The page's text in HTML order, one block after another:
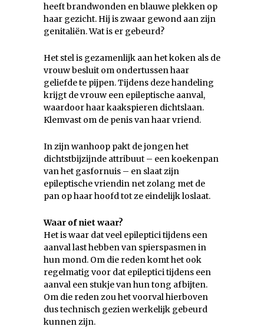
heeft brandwonden en blauwe plekken op
haar gezicht. Hij is zwaar gewond aan zijn
genitaliën. Wat is er gebeurd?
Het stel is gezamenlijk aan het koken als de
vrouw besluit om ondertussen haar
geliefde te pijpen. Tijdens deze handeling
krijgt de vrouw een epileptische aanval,
waardoor haar kaakspieren dichtslaan.
Klemvast om de penis van haar vriend.
In zijn wanhoop pakt de jongen het
dichtstbijzijnde attribuut – een koekenpan
van het gasfornuis – en slaat zijn
epileptische vriendin net zolang met de
pan op haar hoofd tot ze eindelijk loslaat.
Waar of niet waar?
Het is waar dat veel epileptici tijdens een
aanval last hebben van spierspasmen in
hun mond. Om die reden komt het ook
regelmatig voor dat epileptici tijdens een
aanval een stukje van hun tong afbijten.
Om die reden zou het voorval hierboven
dus technisch gezien werkelijk gebeurd
kunnen zijn.